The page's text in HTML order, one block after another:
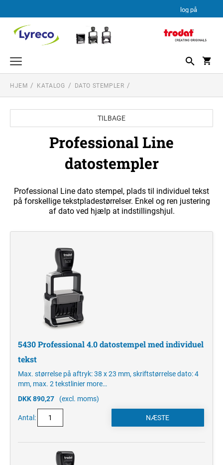
log på
TEKSTSTEMPEL
DATO STEMPLER
PROFESSIONAL LINE DATOSTEMPLER
TEKSTPLADEKIT
TRODAT TEKSTPLADEKIT
HJEM KATALOG DATO STEMPLER
TILBAGE
Professional Line
datostempler
Professional Line dato stempel, plads til individuel tekst
på forskellige tekstpladestørrelser. Enkel og ren justering
af dato ved hjælp at indstillingshjul.
5430 Professional 4.0 datostempel med individuel
tekst
Max. størrelse på aftryk: 38 x 23 mm, skriftstørrelse dato: 4
mm, max. 2 tekstlinier more…
DKK 890,27
(excl. moms)
Antal: